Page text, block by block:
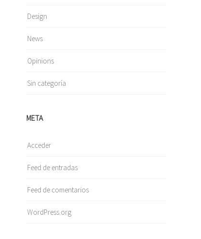
Design
News
Opinions
Sin categoría
META
Acceder
Feed de entradas
Feed de comentarios
WordPress.org